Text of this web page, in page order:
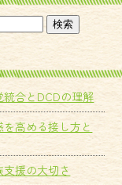
合とDCDの理解
高める接し方と
援の大切さ